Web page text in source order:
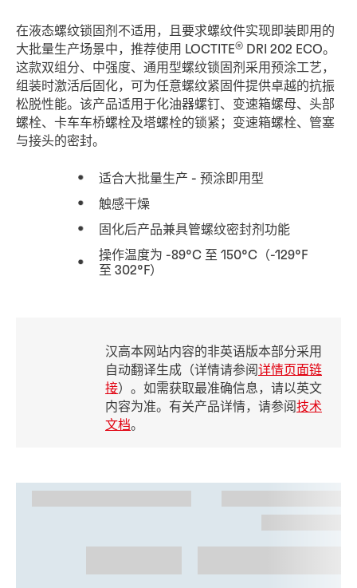
在液态螺纹锁固剂不适用，且要求螺纹件实现即装即用的
大批量生产场景中，推荐使用 LOCTITE®
DRI 202 ECO。
这款双组分、中强度、通用型螺纹锁固剂采用预涂工艺，
组装时激活后固化，可为任意螺纹紧固件提供卓越的抗振
松脱性能。该产品适用于化油器螺钉、变速箱螺母、头部
螺栓、卡车车桥螺栓及塔螺栓的锁紧；变速箱螺栓、管塞
与接头的密封。
适合大批量生产 - 预涂即用型
触感干燥
固化后产品兼具管螺纹密封剂功能
操作温度为 -89°C 至 150°C（-129°F
至 302°F）
汉高本网站内容的非英语版本部分采用
自动翻译生成（详情请参阅详情页面链
接）。如需获取最准确信息，请以英文
内容为准。有关产品详情，请参阅技术
文档。